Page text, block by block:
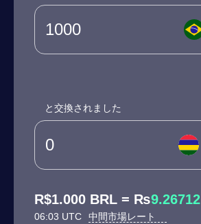
と交換されました
R$1.000 BRL = ₨9.26712
06:03 UTC 中間市場レート